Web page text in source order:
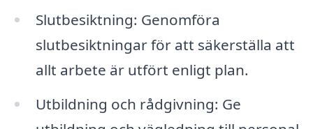
Slutbesiktning: Genomföra
slutbesiktningar för att säkerställa att
allt arbete är utfört enligt plan.
Utbildning och rådgivning: Ge